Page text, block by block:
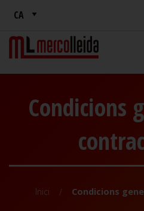
Condicions
Inici Condicions